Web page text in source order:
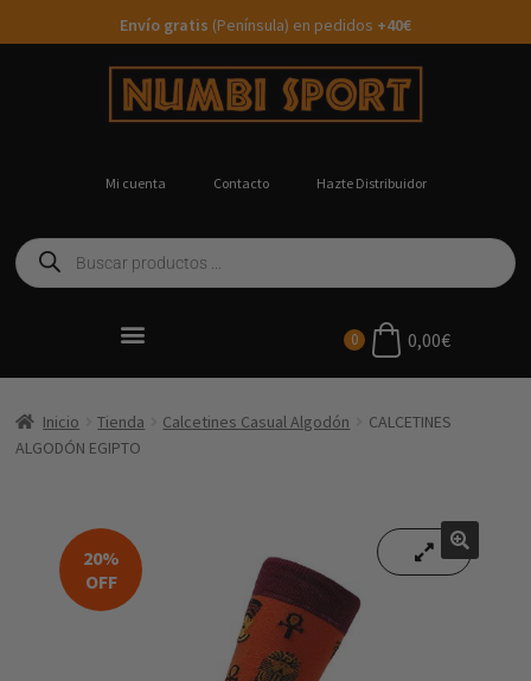
Envío gratis (Península) en pedidos +40€
Mi cuenta Contacto Hazte Distribuidor
0 0,00€
Inicio Tienda Calcetines Casual Algodón
CALCETINES
ALGODÓN EGIPTO
20%
OFF
🔍